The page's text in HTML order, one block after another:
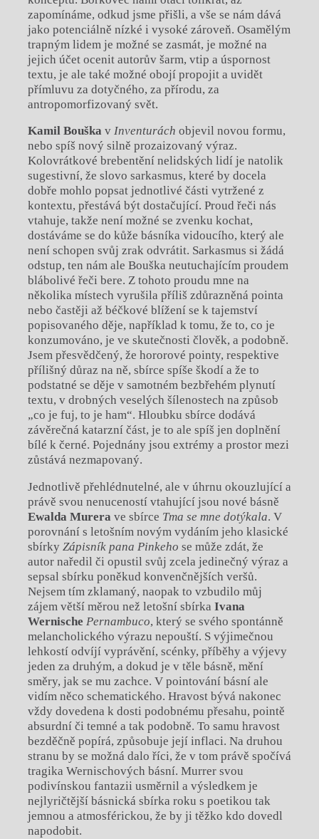
zapomínáme, odkud jsme přišli, a vše se nám dává
jako potenciálně nízké i vysoké zároveň. Osamělým
trapným lidem je možné se zasmát, je možné na
jejich účet ocenit autorův šarm, vtip a úspornost
textu, je ale také možné obojí propojit a uvidět
přímluvu za dotyčného, za přírodu, za
antropomorfizovaný svět.
Kamil Bouška v Inventurách objevil novou formu,
nebo spíš nový silně prozaizovaný výraz.
Kolovrátkové brebentění nelidských lidí je natolik
sugestivní, že slovo sarkasmus, které by docela
dobře mohlo popsat jednotlivé části vytržené z
kontextu, přestává být dostačující. Proud řeči nás
vtahuje, takže není možné se zvenku kochat,
dostáváme se do kůže básníka vidoucího, který ale
není schopen svůj zrak odvrátit. Sarkasmus si žádá
odstup, ten nám ale Bouška neutuchajícím proudem
blábolivé řeči bere. Z tohoto proudu mne na
několika místech vyrušila příliš zdůrazněná pointa
nebo častěji až béčkové blížení se k tajemství
popisovaného děje, například k tomu, že to, co je
konzumováno, je ve skutečnosti člověk, a podobně.
Jsem přesvědčený, že hororové pointy, respektive
přílišný důraz na ně, sbírce spíše škodí a že to
podstatné se děje v samotném bezbřehém plynutí
textu, v drobných veselých šílenostech na způsob
„co je fuj, to je ham“. Hloubku sbírce dodává
závěrečná katarzní část, je to ale spíš jen doplnění
bílé k černé. Pojednány jsou extrémy a prostor mezi
zůstává nezmapovaný.
Jednotlivě přehlédnutelné, ale v úhrnu okouzlující a
právě svou nenuceností vtahující jsou nové básně
Ewalda Murera ve sbírce Tma se mne dotýkala. V
porovnání s letošním novým vydáním jeho klasické
sbírky Zápisník pana Pinkeho se může zdát, že
autor naředil či opustil svůj zcela jedinečný výraz a
sepsal sbírku poněkud konvenčnějších veršů.
Nejsem tím zklamaný, naopak to vzbudilo můj
zájem větší měrou než letošní sbírka Ivana
Wernische Pernambuco, který se svého spontánně
melancholického výrazu nepouští. S výjimečnou
lehkostí odvíjí vyprávění, scénky, příběhy a výjevy
jeden za druhým, a dokud je v těle básně, mění
směry, jak se mu zachce. V pointování básní ale
vidím něco schematického. Hravost bývá nakonec
vždy dovedena k dosti podobnému přesahu, pointě
absurdní či temné a tak podobně. To samu hravost
bezděčně popírá, způsobuje její inflaci. Na druhou
stranu by se možná dalo říci, že v tom právě spočívá
tragika Wernischových básní. Murrer svou
podivínskou fantazii usměrnil a výsledkem je
nejlyričtější básnická sbírka roku s poetikou tak
jemnou a atmosférickou, že by ji těžko kdo dovedl
napodobit.